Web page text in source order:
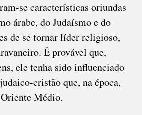
se características oriundas
árabe, do Judaísmo e do
de se tornar líder religioso,
É provável que,
ele tenha sido influenciado
cristão que, na época,
Médio.